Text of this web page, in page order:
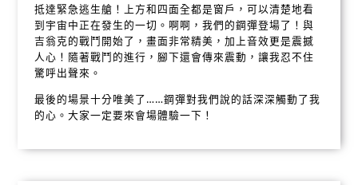
抵達緊急逃生艙！上方和四面全都是窗戶，可以清楚地看
到宇宙中正在發生的一切。啊啊，我們的鋼彈登場了！與
吉翁克的戰鬥開始了，畫面非常精美，加上音效更是震撼
人心！隨著戰鬥的進行，腳下還會傳來震動，讓我忍不住
驚呼出聲來。
最後的場景十分唯美了……鋼彈對我們說的話深深觸動了我
的心。大家一定要來會場體驗一下！